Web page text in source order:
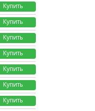
Купить
Купить
Купить
Купить
Купить
Купить
Купить